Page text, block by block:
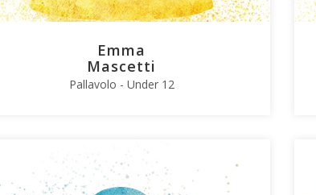
Emma
Mascetti
Pallavolo - Under 12